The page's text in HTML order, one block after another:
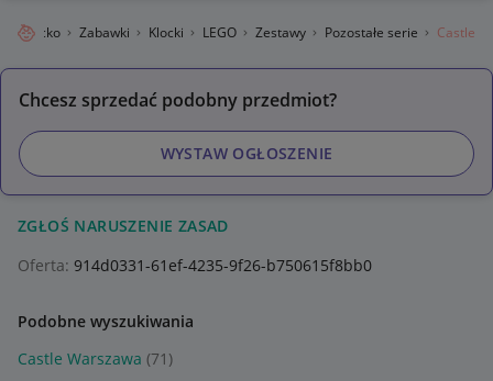
Dziecko Zabawki Klocki LEGO Zestawy Pozostałe serie Castle
Chcesz sprzedać podobny przedmiot?
WYSTAW OGŁOSZENIE
ZGŁOŚ NARUSZENIE ZASAD
Oferta: 914d0331-61ef-4235-9f26-b750615f8bb0
Podobne wyszukiwania
Castle Warszawa (71)